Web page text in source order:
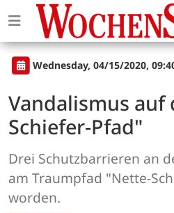
Wednesday, 04/15/2020,
Vandalismus auf
Schiefer-Pfad"
Drei Schutzbarrieren an
am Traumpfad "Nette-
worden.